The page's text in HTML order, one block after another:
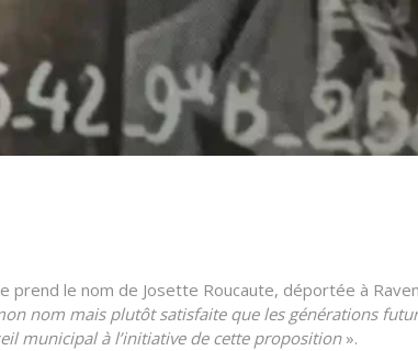
prend le nom de Josette Roucaute, déportée à
nom mais plutôt satisfaite que les générations
municipal à l’initiative de cette proposition ».